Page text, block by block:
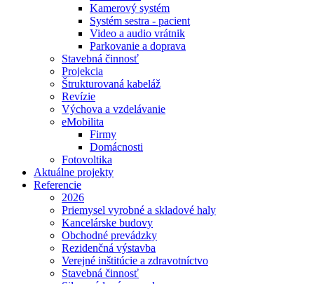
Kamerový systém
Systém sestra - pacient
Video a audio vrátnik
Parkovanie a doprava
Stavebná činnosť
Projekcia
Štrukturovaná kabeláž
Revízie
Výchova a vzdelávanie
eMobilita
Firmy
Domácnosti
Fotovoltika
Aktuálne projekty
Referencie
2026
Priemysel vyrobné a skladové haly
Kancelárske budovy
Obchodné prevádzky
Rezidenčná výstavba
Verejné inštitúcie a zdravotníctvo
Stavebná činnosť